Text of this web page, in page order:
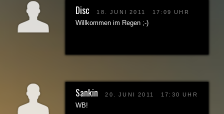
Disc 18. JUNI 2011 17:09 UHR
Willkommen im Regen ;-)
Sankin 20. JUNI 2011 17:30 UHR
WB!